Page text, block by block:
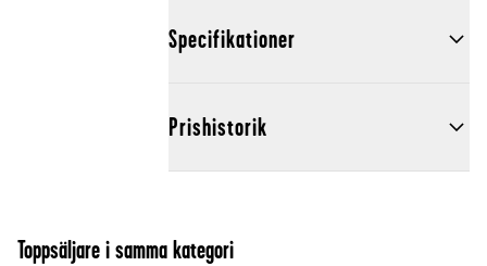
Specifikationer
Prishistorik
Toppsäljare i samma kategori